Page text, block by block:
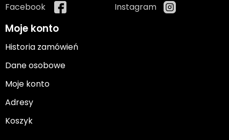
Facebook Instagram
Moje konto
Historia zamówień
Dane osobowe
Moje konto
Adresy
Koszyk